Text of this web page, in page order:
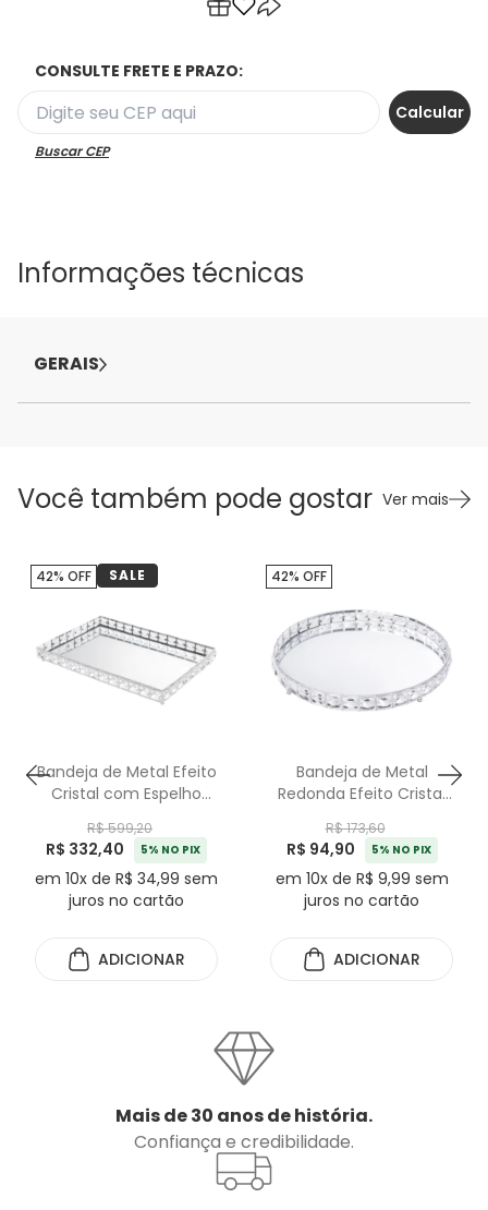
CONSULTE FRETE E PRAZO:
Buscar CEP
Informações técnicas
GERAIS
Você também pode gostar Ver mais
Bandeja de Metal Efeito
Cristal com Espelho
R$ 599,20
R$ 332,40 5% NO PIX
em 10x de R$ 34,99 sem
juros no cartão
42% OFF SALE
ADICIONAR
Bandeja de Metal
Redonda Efeito Cristal
Média - 31cm
R$ 173,60
R$ 94,90 5% NO PIX
em 10x de R$ 9,99 sem
juros no cartão
42% OFF
ADICIONAR
Mais de 30 anos de história.
Confiança e credibilidade.